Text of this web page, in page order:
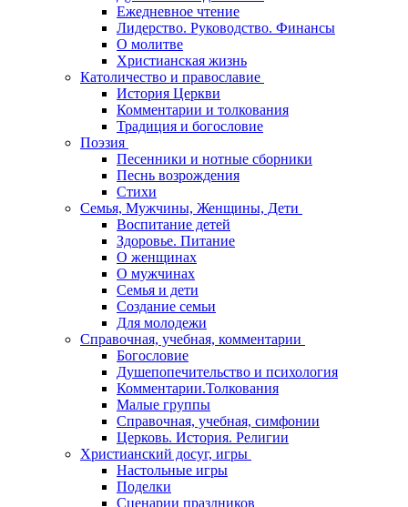
Ежедневное чтение
Лидерство. Руководство. Финансы
О молитве
Христианская жизнь
Католичество и православие
История Церкви
Комментарии и толкования
Традиция и богословие
Поэзия
Песенники и нотные сборники
Песнь возрождения
Стихи
Семья, Мужчины, Женщины, Дети
Воспитание детей
Здоровье. Питание
О женщинах
О мужчинах
Семья и дети
Создание семьи
Для молодежи
Справочная, учебная, комментарии
Богословие
Душепопечительство и психология
Комментарии.Толкования
Малые группы
Справочная, учебная, симфонии
Церковь. История. Религии
Христианский досуг, игры
Настольные игры
Поделки
Сценарии праздников